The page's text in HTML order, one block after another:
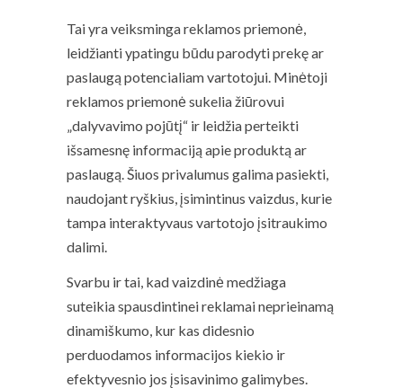
Tai yra veiksminga reklamos priemonė,
leidžianti ypatingu būdu parodyti prekę ar
paslaugą potencialiam vartotojui. Minėtoji
reklamos priemonė sukelia žiūrovui
„dalyvavimo pojūtį“ ir leidžia perteikti
išsamesnę informaciją apie produktą ar
paslaugą. Šiuos privalumus galima pasiekti,
naudojant ryškius, įsimintinus vaizdus, kurie
tampa interaktyvaus vartotojo įsitraukimo
dalimi.
Svarbu ir tai, kad vaizdinė medžiaga
suteikia spausdintinei reklamai neprieinamą
dinamiškumo, kur kas didesnio
perduodamos informacijos kiekio ir
efektyvesnio jos įsisavinimo galimybes.